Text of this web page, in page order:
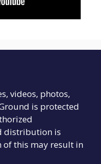
videos, photos,
is protected
distribution is
this may result in